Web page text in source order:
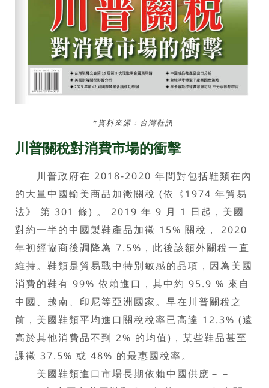
*資料來源：台灣鞋訊
川普關稅對消費市場的衝擊
川普政府在 2018-2020 年間對包括鞋類在內
的大量中國輸美商品加徵關稅 (依《1974 年貿易
法》 第 301 條) 。 2019 年 9 月 1 日起，美國
對約一半的中國製鞋產品加徵 15% 關稅， 2020
年初經協商後調降為 7.5%，此後該額外關稅一直
維持。鞋類是貿易戰中特別敏感的品項，因為美國
消費的鞋有 99% 依賴進口，其中約 95.9 % 來自
中國、越南、印尼等亞洲國家。早在川普關稅之
前，美國鞋類平均進口關稅稅率已高達 12.3% (遠
高於其他消費品不到 2% 的均值)，某些鞋品甚至
課徵 37.5% 或 48% 的最惠國稅率。
美國鞋類進口市場長期依賴中國供應－－